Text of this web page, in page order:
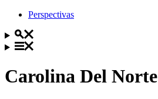
Perspectivas
Carolina Del Norte